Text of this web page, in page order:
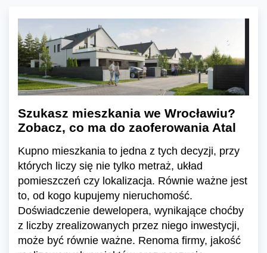
Szukasz mieszkania we Wrocławiu?
Zobacz, co ma do zaoferowania Atal
Kupno mieszkania to jedna z tych decyzji, przy
których liczy się nie tylko metraż, układ
pomieszczeń czy lokalizacja. Równie ważne jest
to, od kogo kupujemy nieruchomość.
Doświadczenie dewelopera, wynikające choćby
z liczby zrealizowanych przez niego inwestycji,
może być równie ważne. Renoma firmy, jakość